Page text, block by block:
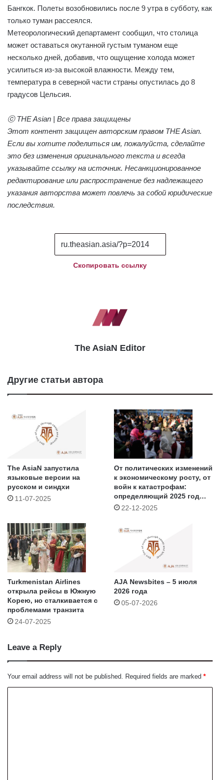
Бангкок. Полеты возобновились после 9 утра в субботу, как
только туман рассеялся.
Метеорологический департамент сообщил, что столица
может оставаться окутанной густым туманом еще
несколько дней, добавив, что ощущение холода может
усилиться из-за высокой влажности. Между тем,
температура в северной части страны опустилась до 8
градусов Цельсия.
ⓒ THE Asian | Все права защищены
Этот контент защищен авторским правом THE Asian.
Если вы хотите поделиться им, пожалуйста, сделайте
это без изменения оригинального текста и всегда
указывайте ссылку на источник. Несанкционированное
редактирование или распространение без надлежащего
указания авторства может повлечь за собой юридические
последствия.
Скопировать ссылку
The AsiaN Editor
Другие статьи автора
The AsiaN запустила
языковые версии на
русском и синдхи
11-07-2025
От политических изменений
к экономическому росту, от
войн к катастрофам:
определяющий 2025 год
для Азии (IV) – Пакистан
22-12-2025
Turkmenistan Airlines
открыла рейсы в Южную
Корею, но сталкивается с
проблемами транзита
24-07-2025
AJA Newsbites – 5 июля
2026 года
05-07-2026
Leave a Reply
Your email address will not be published. Required fields are marked *